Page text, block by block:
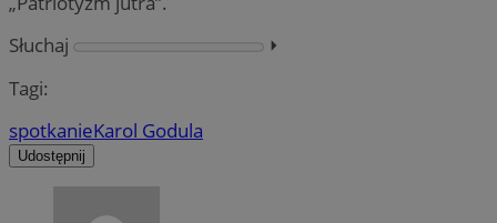
Słuchaj
⏵︎
Tagi:
spotkanieKarol Godula
Udostępnij